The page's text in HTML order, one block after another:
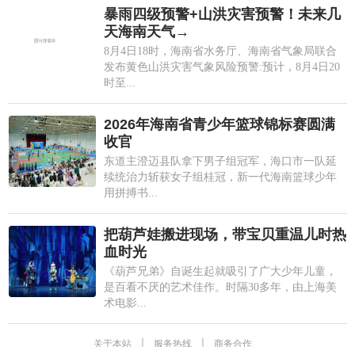
暴雨四级预警+山洪灾害预警！未来几
天海南天气→
8月4日18时，海南省水务厅、海南省气象局联合
发布黄色山洪灾害气象风险预警:预计，8月4日20
时至...
2026年海南省青少年篮球锦标赛圆满
收官
东道主澄迈县队拿下男子组冠军，海口市一队延
续统治力斩获女子组桂冠，新一代海南篮球少年
用拼搏书...
把葫芦娃搬进现场，带宝贝重温儿时热
血时光
《葫芦兄弟》自诞生起就吸引了广大少年儿童，
是百看不厌的艺术佳作。时隔30多年，由上海美
术电影...
关于本站 服务热线 商务合作